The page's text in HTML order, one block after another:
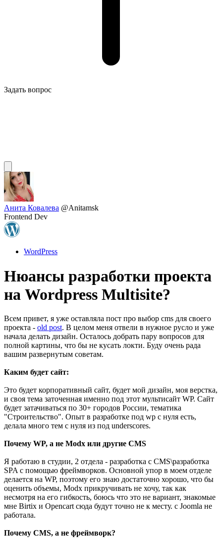
Задать вопрос
Анита Ковалева @Anitamsk
Frontend Dev
WordPress
Нюансы разработки проекта
на Wordpress Multisite?
Всем привет, я уже оставляла пост про выбор cms для своего
проекта - old post. В целом меня отвели в нужное русло и уже
начала делать дизайн. Осталось добрать пару вопросов для
полной картины, что бы не кусать локти. Буду очень рада
вашим развернутым советам.
Каким будет сайт:
Это будет корпоративный сайт, будет мой дизайн, моя верстка,
и своя тема заточенная именно под этот мультисайт WP. Сайт
будет затачиваться по 30+ городов России, тематика
"Строительство". Опыт в разработке под wp с нуля есть,
делала много тем с нуля из под underscores.
Почему WP, а не Modx или другие CMS
Я работаю в студии, 2 отдела - разработка с CMS\разработка
SPA с помощью фреймворков. Основной упор в моем отделе
делается на WP, поэтому его знаю достаточно хорошо, что бы
оценить объемы, Modx прикручивать не хочу, так как
несмотря на его гибкость, боюсь что это не вариант, знакомые
мне Birtix и Opencart сюда будут точно не к месту. с Joomla не
работала.
Почему CMS, а не фреймворк?